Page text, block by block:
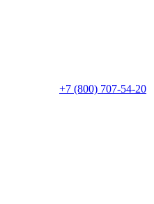
+7 (800) 707-54-20